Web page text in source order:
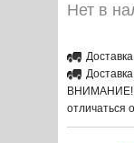
Нет в
ВНИМАНИЕ!
отличаться